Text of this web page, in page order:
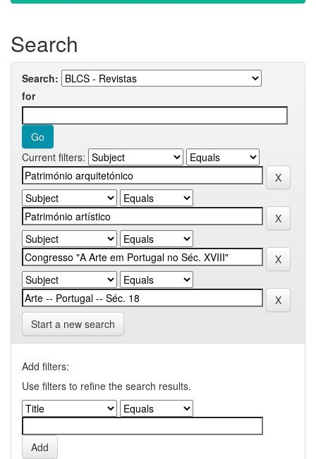
Search
Search:
for
Current filters:
Start a new search
Add filters:
Use filters to refine the search results.